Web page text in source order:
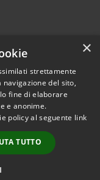
×
strettamente
del sito,
fine di elaborare
e anonime.
policy al seguente link
TUTTO